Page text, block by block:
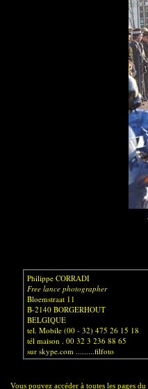
Philippe CORRADI
Free lance photographer
Bloemstraat 11
B-2140 BORGERHOUT
BELGIQUE
tel. Mobile (00 - 32) 475 26 15 18
tél maison . 00 32 3 236 88 65
sur skype.com .........filfoto
Vous pouvez accéder à toutes les pages